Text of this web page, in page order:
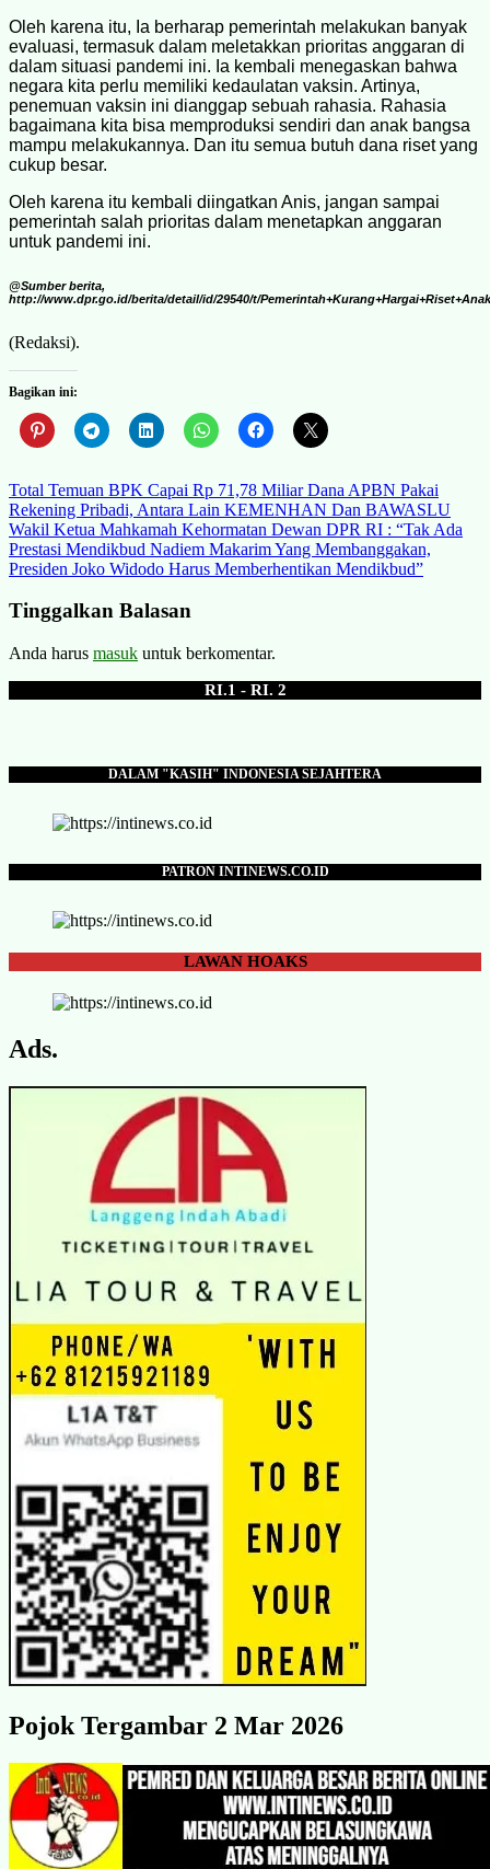
Oleh karena itu, Ia berharap pemerintah melakukan banyak
evaluasi, termasuk dalam meletakkan prioritas anggaran di
dalam situasi pandemi ini. Ia kembali menegaskan bahwa
negara kita perlu memiliki kedaulatan vaksin. Artinya,
penemuan vaksin ini dianggap sebuah rahasia. Rahasia
bagaimana kita bisa memproduksi sendiri dan anak bangsa
mampu melakukannya. Dan itu semua butuh dana riset yang
cukup besar.
Oleh karena itu kembali diingatkan Anis, jangan sampai
pemerintah salah prioritas dalam menetapkan anggaran
untuk pandemi ini.
@Sumber berita,
http://www.dpr.go.id/berita/detail/id/29540/t/
(Redaksi).
Bagikan ini:
Navigasi
pos
Total Temuan BPK Capai Rp 71,78 Miliar Dana APBN Pakai
Rekening Pribadi, Antara Lain KEMENHAN Dan BAWASLU
Wakil Ketua Mahkamah Kehormatan Dewan DPR RI : “Tak Ada
Prestasi Mendikbud Nadiem Makarim Yang Membanggakan,
Presiden Joko Widodo Harus Memberhentikan Mendikbud”
Tinggalkan Balasan
Anda harus masuk untuk berkomentar.
RI.1 - RI. 2
DALAM "KASIH" INDONESIA SEJAHTERA
PATRON INTINEWS.CO.ID
LAWANHOAKS
Ads.
Pojok Tergambar 2 Mar 2026